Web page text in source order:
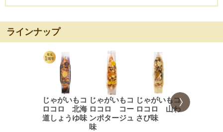
ラインナップ
じゃがいもコ
ロコロ 北海
道しょうゆ味
じゃがいもコ
ロコロ コー
ンポタージュ
味
じゃがいもコ
ロコロ 山わ
さび味
じゃがいも
ロコロ 焼